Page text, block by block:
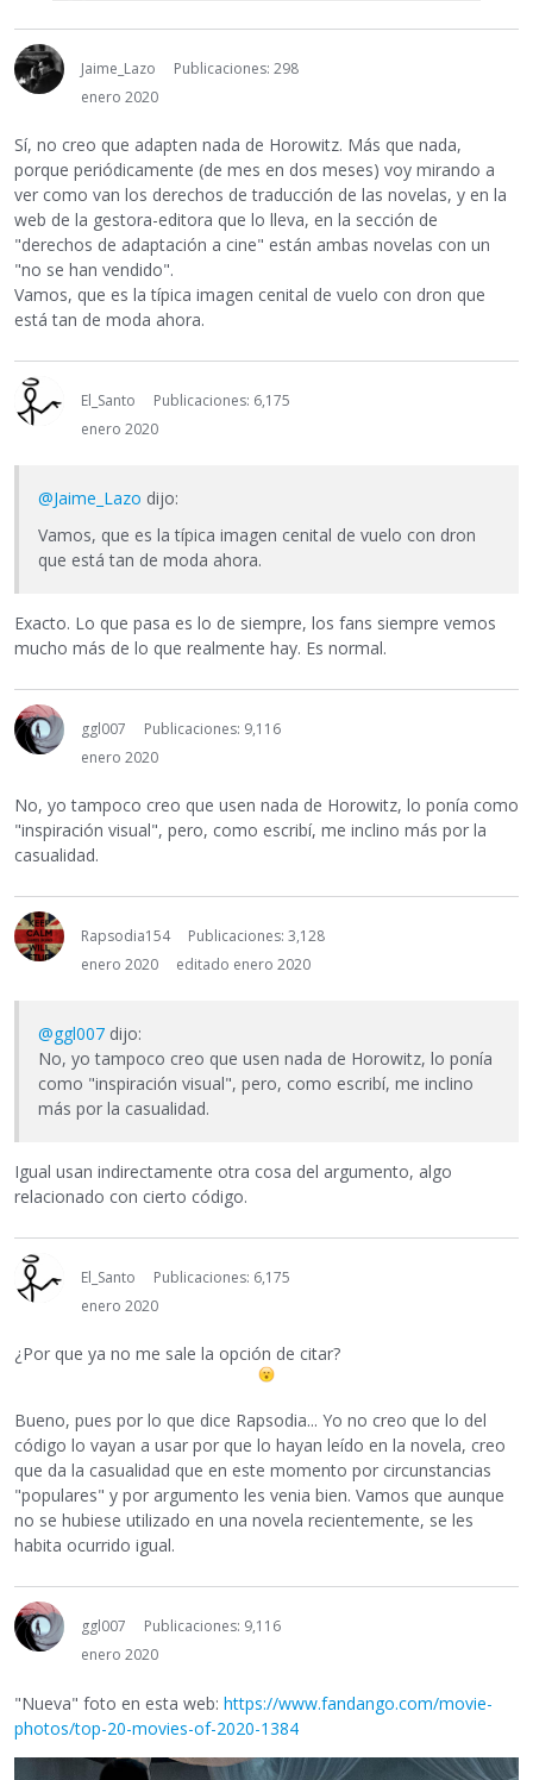
Jaime_Lazo
Publicaciones: 298
enero 2020
Sí, no creo que adapten nada de Horowitz. Más que nada,
porque periódicamente (de mes en dos meses) voy mirando a
ver como van los derechos de traducción de las novelas, y en la
web de la gestora-editora que lo lleva, en la sección de
"derechos de adaptación a cine" están ambas novelas con un
"no se han vendido".
Vamos, que es la típica imagen cenital de vuelo con dron que
está tan de moda ahora.
El_Santo
Publicaciones: 6,175
enero 2020
@Jaime_Lazo dijo:
Vamos, que es la típica imagen cenital de vuelo con dron
que está tan de moda ahora.
Exacto. Lo que pasa es lo de siempre, los fans siempre vemos
mucho más de lo que realmente hay. Es normal.
ggl007
Publicaciones: 9,116
enero 2020
No, yo tampoco creo que usen nada de Horowitz, lo ponía como
"inspiración visual", pero, como escribí, me inclino más por la
casualidad.
Rapsodia154
Publicaciones: 3,128
enero 2020
editado enero 2020
@ggl007 dijo:
No, yo tampoco creo que usen nada de Horowitz, lo ponía
como "inspiración visual", pero, como escribí, me inclino
más por la casualidad.
Igual usan indirectamente otra cosa del argumento, algo
relacionado con cierto código.
El_Santo
Publicaciones: 6,175
enero 2020
¿Por que ya no me sale la opción de citar?
Bueno, pues por lo que dice Rapsodia... Yo no creo que lo del
código lo vayan a usar por que lo hayan leído en la novela, creo
que da la casualidad que en este momento por circunstancias
"populares" y por argumento les venia bien. Vamos que aunque
no se hubiese utilizado en una novela recientemente, se les
habita ocurrido igual.
ggl007
Publicaciones: 9,116
enero 2020
"Nueva" foto en esta web: https://www.fandango.com/movie-
photos/top-20-movies-of-2020-1384